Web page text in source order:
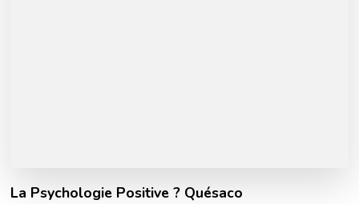
La Psychologie Positive ? Quésaco